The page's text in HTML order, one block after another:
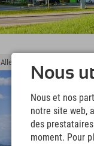
Allemagne › Allgäu ›
Nous
Nous et nos
notre site web,
des
moment. Pour